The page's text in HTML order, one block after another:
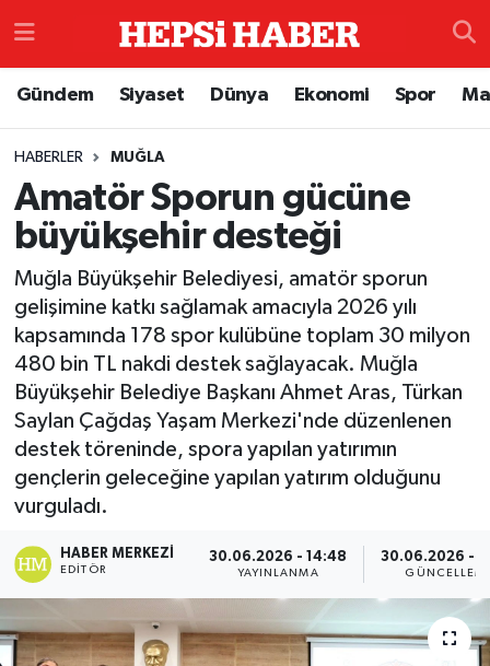
Gündem Siyaset Dünya Ekonomi Spor
HABERLER MUĞLA
Amatör Sporun gücüne
büyükşehir desteği
Muğla Büyükşehir Belediyesi, amatör sporun
gelişimine katkı sağlamak amacıyla 2026 yılı
kapsamında 178 spor kulübüne toplam 30 milyon
480 bin TL nakdi destek sağlayacak. Muğla
Büyükşehir Belediye Başkanı Ahmet Aras, Türkan
Saylan Çağdaş Yaşam Merkezi'nde düzenlenen
destek töreninde, spora yapılan yatırımın
gençlerin geleceğine yapılan yatırım olduğunu
vurguladı.
HABER MERKEZI
EDITÖR
30.06.2026 - 14:48
YAYINLANMA
30.06.2026 -
Çevre
Dünya
Eğitim
Ekonomi
Genel
Gündem
Sağlık
İzmir Namaz Vakitleri
İstanbul Trafik Yoğunluk Haritası
Süper Lig Puan Durumu ve Fikstür
Tüm Manşetler
Son Dakika Haberleri
Haber Arşivi